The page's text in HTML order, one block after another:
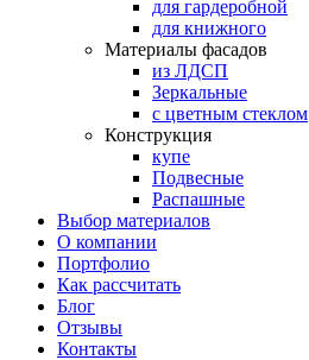
для гардеробной
для книжного
Материалы фасадов
из ЛДСП
Зеркальные
с цветным стеклом
Конструкция
купе
Подвесные
Распашные
Выбор материалов
О компании
Портфолио
Как рассчитать
Блог
Отзывы
Контакты